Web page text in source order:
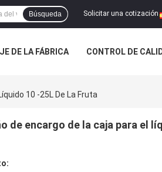
Solicitar una cotización
Búsqueda
DE LA FÁBRICA CONTROL DE
10 -25L De La Fruta
de encargo de la caja para el